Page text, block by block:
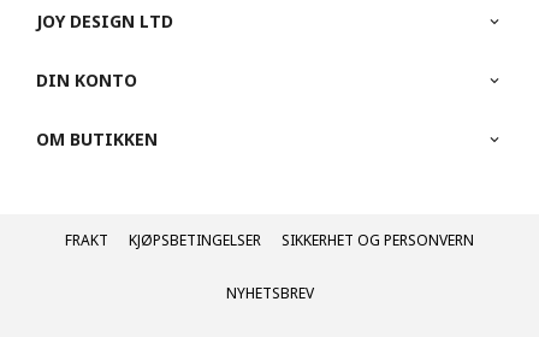
JOY DESIGN LTD
DIN KONTO
OM BUTIKKEN
FRAKT KJØPSBETINGELSER SIKKERHET OG PERSONVERN
NYHETSBREV